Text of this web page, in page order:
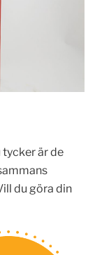
är de
du göra din